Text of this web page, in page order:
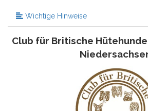
Wichtige Hinweise
Club für Britische